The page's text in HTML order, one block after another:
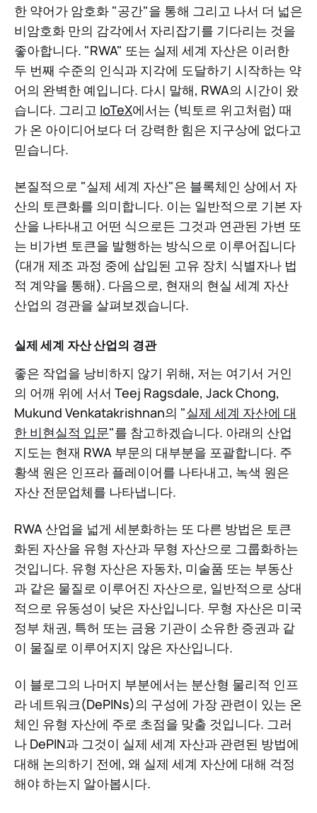
한 약어가 암호화 "공간"을 통해 그리고 나서 더 넓은
비암호화 만의 감각에서 자리잡기를 기다리는 것을
좋아합니다. "RWA" 또는 실제 세계 자산은 이러한
두 번째 수준의 인식과 지각에 도달하기 시작하는 약
어의 완벽한 예입니다. 다시 말해, RWA의 시간이 왔
습니다. 그리고 IoTeX에서는 (빅토르 위고처럼) 때
가 온 아이디어보다 더 강력한 힘은 지구상에 없다고
믿습니다.
본질적으로 "실제 세계 자산"은 블록체인 상에서 자
산의 토큰화를 의미합니다. 이는 일반적으로 기본 자
산을 나타내고 어떤 식으로든 그것과 연관된 가변 또
는 비가변 토큰을 발행하는 방식으로 이루어집니다
(대개 제조 과정 중에 삽입된 고유 장치 식별자나 법
적 계약을 통해). 다음으로, 현재의 현실 세계 자산
산업의 경관을 살펴보겠습니다.
실제 세계 자산 산업의 경관
좋은 작업을 낭비하지 않기 위해, 저는 여기서 거인
의 어깨 위에 서서 Teej Ragsdale, Jack Chong,
Mukund Venkatakrishnan의 "실제 세계 자산에 대
한 비현실적 입문"를 참고하겠습니다. 아래의 산업
지도는 현재 RWA 부문의 대부분을 포괄합니다. 주
황색 원은 인프라 플레이어를 나타내고, 녹색 원은
자산 전문업체를 나타냅니다.
RWA 산업을 넓게 세분화하는 또 다른 방법은 토큰
화된 자산을 유형 자산과 무형 자산으로 그룹화하는
것입니다. 유형 자산은 자동차, 미술품 또는 부동산
과 같은 물질로 이루어진 자산으로, 일반적으로 상대
적으로 유동성이 낮은 자산입니다. 무형 자산은 미국
정부 채권, 특허 또는 금융 기관이 소유한 증권과 같
이 물질로 이루어지지 않은 자산입니다.
이 블로그의 나머지 부분에서는 분산형 물리적 인프
라 네트워크(DePINs)의 구성에 가장 관련이 있는 온
체인 유형 자산에 주로 초점을 맞출 것입니다. 그러
나 DePIN과 그것이 실제 세계 자산과 관련된 방법에
대해 논의하기 전에, 왜 실제 세계 자산에 대해 걱정
해야 하는지 알아봅시다.